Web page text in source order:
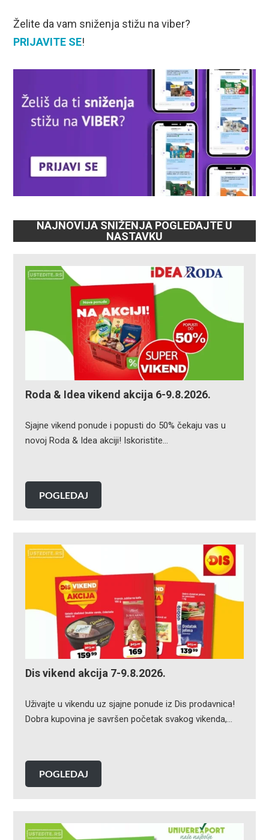
Želite da vam sniženja stižu na viber?
PRIJAVITE SE!
NAJNOVIJA SNIŽENJA POGLEDAJTE U
NASTAVKU
Roda & Idea vikend akcija 6-9.8.2026.
Sjajne vikend ponude i popusti do 50% čekaju vas u
novoj Roda & Idea akciji! Iskoristite…
POGLEDAJ
Dis vikend akcija 7-9.8.2026.
Uživajte u vikendu uz sjajne ponude iz Dis prodavnica!
Dobra kupovina je savršen početak svakog vikenda,…
POGLEDAJ